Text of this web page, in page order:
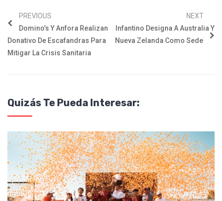
PREVIOUS
Domino’s Y Anfora Realizan
Donativo De Escafandras Para
Mitigar La Crisis Sanitaria
NEXT
Infantino Designa A Australia Y
Nueva Zelanda Como Sede
Quizás Te Pueda Interesar: